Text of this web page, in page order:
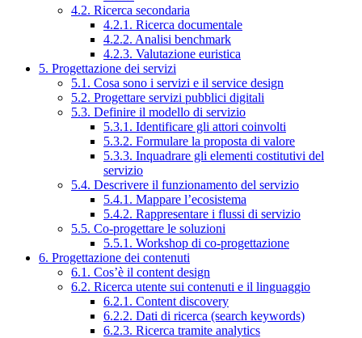
4.2. Ricerca secondaria
4.2.1. Ricerca documentale
4.2.2. Analisi benchmark
4.2.3. Valutazione euristica
5. Progettazione dei servizi
5.1. Cosa sono i servizi e il service design
5.2. Progettare servizi pubblici digitali
5.3. Definire il modello di servizio
5.3.1. Identificare gli attori coinvolti
5.3.2. Formulare la proposta di valore
5.3.3. Inquadrare gli elementi costitutivi del
servizio
5.4. Descrivere il funzionamento del servizio
5.4.1. Mappare l’ecosistema
5.4.2. Rappresentare i flussi di servizio
5.5. Co-progettare le soluzioni
5.5.1. Workshop di co-progettazione
6. Progettazione dei contenuti
6.1. Cos’è il content design
6.2. Ricerca utente sui contenuti e il linguaggio
6.2.1. Content discovery
6.2.2. Dati di ricerca (search keywords)
6.2.3. Ricerca tramite analytics